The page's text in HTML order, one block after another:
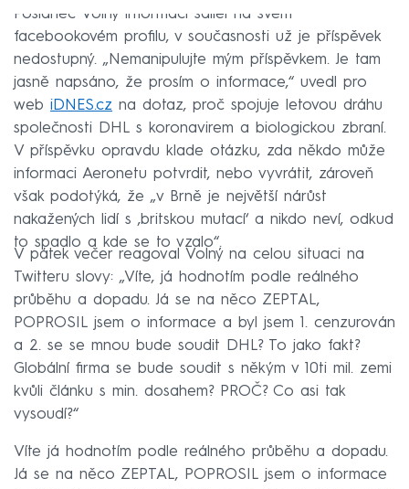
Poslanec Volný informaci sdílel na svém
facebookovém profilu, v současnosti už je příspěvek
nedostupný. „Nemanipulujte mým příspěvkem. Je tam
jasně napsáno, že prosím o informace,“ uvedl pro
web iDNES.cz na dotaz, proč spojuje letovou dráhu
společnosti DHL s koronavirem a biologickou zbraní.
V příspěvku opravdu klade otázku, zda někdo může
informaci Aeronetu potvrdit, nebo vyvrátit, zároveň
však podotýká, že „v Brně je největší nárůst
nakažených lidí s ‚britskou mutací‘ a nikdo neví, odkud
to spadlo a kde se to vzalo“.
V pátek večer reagoval Volný na celou situaci na
Twitteru slovy: „Víte, já hodnotím podle reálného
průběhu a dopadu. Já se na něco ZEPTAL,
POPROSIL jsem o informace a byl jsem 1. cenzurován
a 2. se se mnou bude soudit DHL? To jako fakt?
Globální firma se bude soudit s někým v 10ti mil. zemi
kvůli článku s min. dosahem? PROČ? Co asi tak
vysoudí?“
Víte já hodnotím podle reálného průběhu a dopadu.
Já se na něco ZEPTAL, POPROSIL jsem o informace